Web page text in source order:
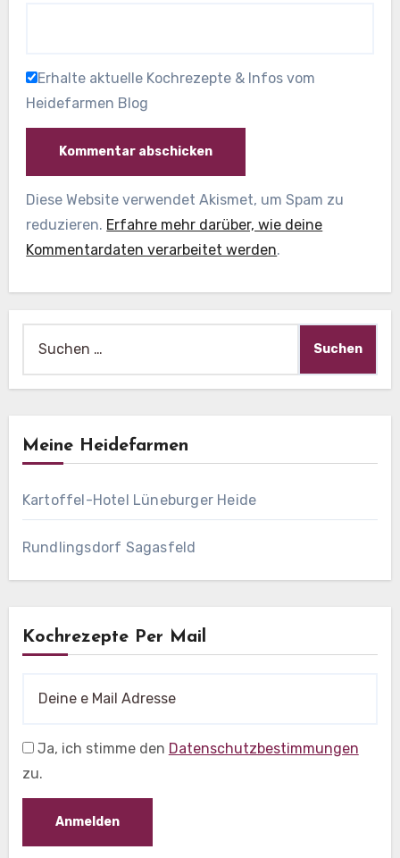
Erhalte aktuelle Kochrezepte & Infos vom
Heidefarmen Blog
Diese Website verwendet Akismet, um Spam zu
reduzieren. Erfahre mehr darüber, wie deine
Kommentardaten verarbeitet werden.
nach:
Meine Heidefarmen
Kartoffel-Hotel Lüneburger Heide
Rundlingsdorf Sagasfeld
Kochrezepte Per Mail
Ja, ich stimme den Datenschutzbestimmungen
zu.